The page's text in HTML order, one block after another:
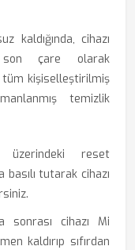
kaldığında, cihazı
son çare olarak
tüm kişiselleştirilmiş
temizlik
reset
tutarak cihazı
sonrası cihazı Mi
kaldırıp sıfırdan